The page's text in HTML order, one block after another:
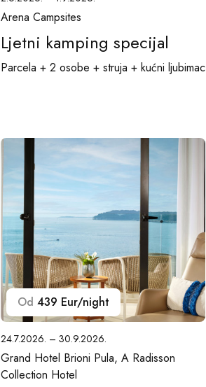
Arena Campsites
Ljetni kamping specijal
Parcela + 2 osobe + struja + kućni ljubimac
Od 439 Eur/night
24.7.2026. – 30.9.2026.
Grand Hotel Brioni Pula, A Radisson
Collection Hotel